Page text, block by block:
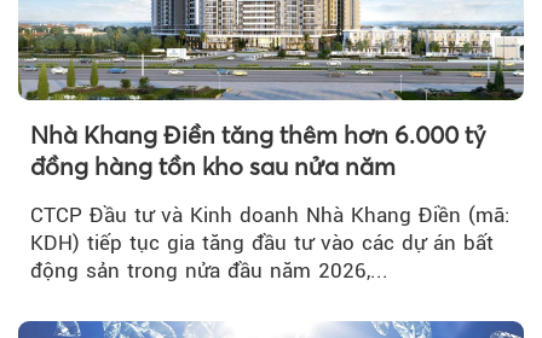
Nhà Khang Điền tăng thêm hơn 6.000 tỷ
đồng hàng tồn kho sau nửa năm
CTCP Đầu tư và Kinh doanh Nhà Khang Điền (mã:
KDH) tiếp tục gia tăng đầu tư vào các dự án bất
động sản trong nửa đầu năm 2026,...